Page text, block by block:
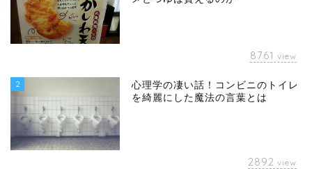
8761 view
2
心理学の凄い話！コンビニのトイレ
を綺麗にした魔法の言葉とは
2892 view